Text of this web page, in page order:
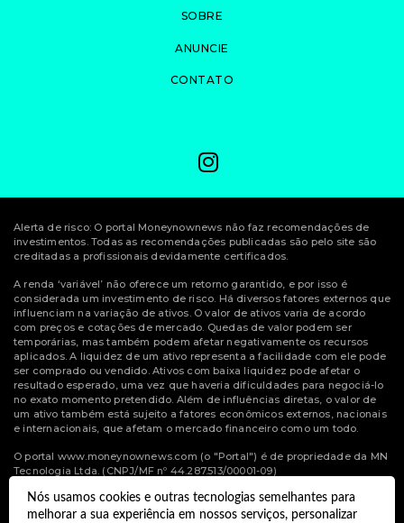
Nós usamos cookies e outras tecnologias semelhantes para
melhorar a sua experiência em nossos serviços, personalizar
SOBRE
ANUNCIE
CONTATO
Alerta de risco: O portal Moneynownews não faz recomendações de
investimentos. Todas as recomendações publicadas são pelo site são
creditadas a profissionais devidamente certificados.
A renda ‘variável’ não oferece um retorno garantido, e por isso é
considerada um investimento de risco. Há diversos fatores externos que
influenciam na variação de ativos. O valor de ativos varia de acordo
com preços e cotações de mercado. Quedas de valor podem ser
temporárias, mas também podem afetar negativamente os recursos
aplicados. A liquidez de um ativo representa a facilidade com ele pode
ser comprado ou vendido. Ativos com baixa liquidez pode afetar o
resultado esperado, uma vez que haveria dificuldades para negociá-lo
no exato momento pretendido. Além de influências diretas, o valor de
um ativo também está sujeito a fatores econômicos externos, nacionais
e internacionais, que afetam o mercado financeiro como um todo.
O portal www.moneynownews.com (o "Portal") é de propriedade da MN
Tecnologia Ltda. (CNPJ/MF nº 44.287.513/00001-09)
© Copyright 2022 Money Now News.